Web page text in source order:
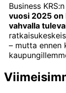
Business
vuosi 2025 on
vahvalla
– mutta ennen